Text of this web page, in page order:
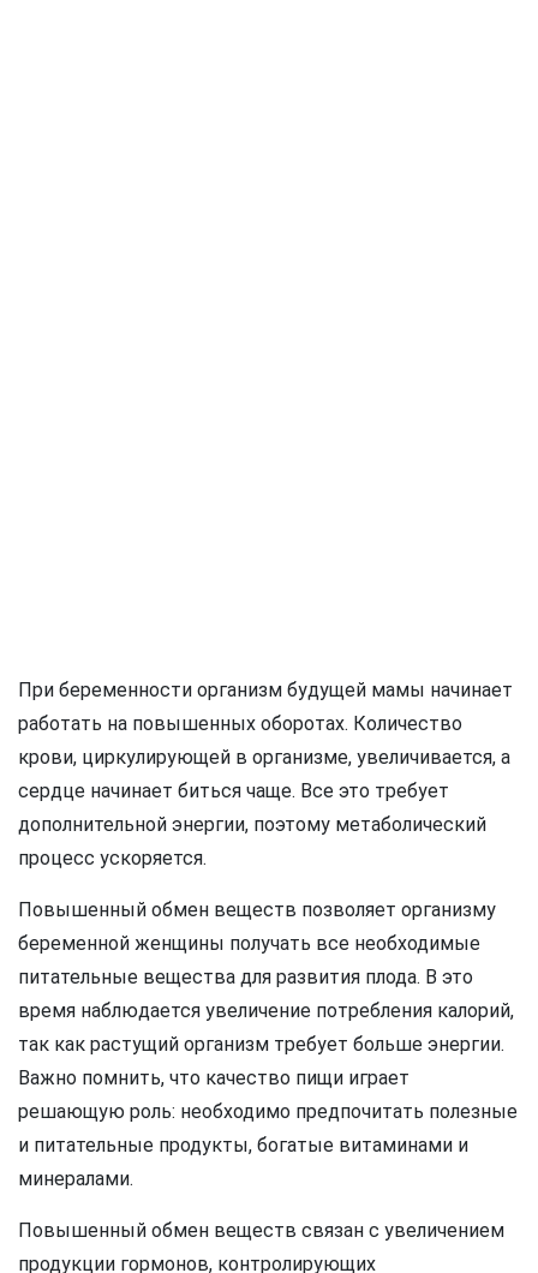
При беременности организм будущей мамы начинает
работать на повышенных оборотах. Количество
крови, циркулирующей в организме, увеличивается, а
сердце начинает биться чаще. Все это требует
дополнительной энергии, поэтому метаболический
процесс ускоряется.
Повышенный обмен веществ позволяет организму
беременной женщины получать все необходимые
питательные вещества для развития плода. В это
время наблюдается увеличение потребления калорий,
так как растущий организм требует больше энергии.
Важно помнить, что качество пищи играет
решающую роль: необходимо предпочитать полезные
и питательные продукты, богатые витаминами и
минералами.
Повышенный обмен веществ связан с увеличением
продукции гормонов, контролирующих